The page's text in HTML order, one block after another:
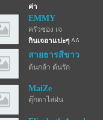
ค่า
EMMY
ครัวซอง เจ
กินเจอาแปะๆ ^^
สายธารสีขาว
ต้นกล้า ต้นรัก
MaiZe
ตุ๊กตาไล่ฝน